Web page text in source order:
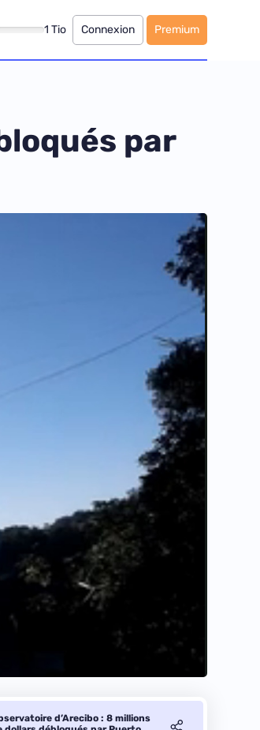
1 Tio Connexion Premium
par
d’Arecibo : 8 millions